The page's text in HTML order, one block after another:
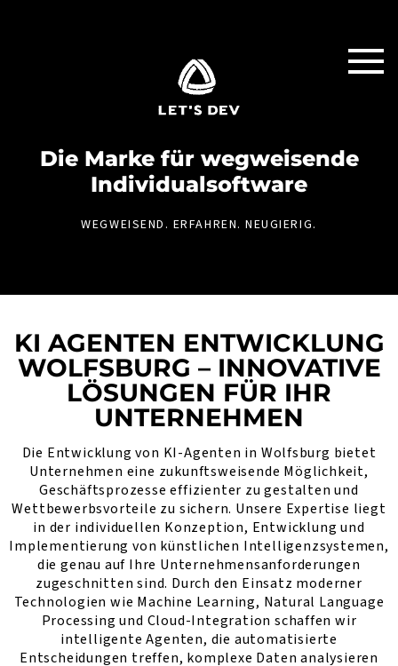
Die Marke für weg­weisende
Individual­software
WEGWEISEND. ERFAHREN. NEUGIERIG.
KI AGENTEN ENTWICKLUNG
WOLFSBURG – INNOVATIVE
LÖSUNGEN FÜR IHR
UNTERNEHMEN
Die Entwicklung von KI-Agenten in Wolfsburg bietet
Unternehmen eine zukunftsweisende Möglichkeit,
Geschäftsprozesse effizienter zu gestalten und
Wettbewerbsvorteile zu sichern. Unsere Expertise liegt
in der individuellen Konzeption, Entwicklung und
Implementierung von künstlichen Intelligenzsystemen,
die genau auf Ihre Unternehmensanforderungen
zugeschnitten sind. Durch den Einsatz moderner
Technologien wie Machine Learning, Natural Language
Processing und Cloud-Integration schaffen wir
intelligente Agenten, die automatisierte
Entscheidungen treffen, komplexe Daten analysieren